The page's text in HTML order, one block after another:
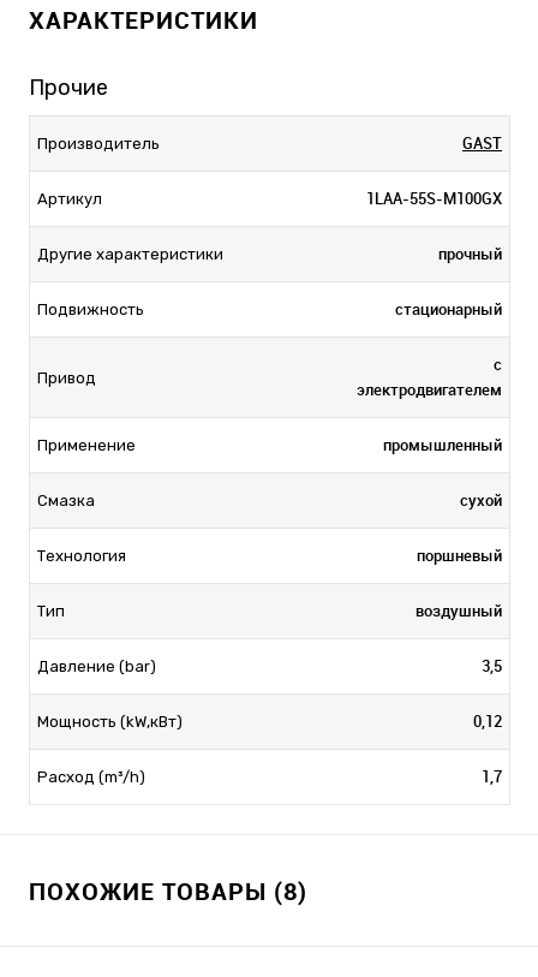
ХАРАКТЕРИСТИКИ
Прочие
Производитель GAST
Артикул 1LAA-55S-M100GX
Другие характеристики прочный
Подвижность стационарный
Привод
с
электродвигателем
Применение промышленный
Смазка сухой
Технология поршневый
Тип воздушный
Давление (bar) 3,5
Мощность (kW,кВт) 0,12
Расход (m³/h) 1,7
ПОХОЖИЕ ТОВАРЫ (8)